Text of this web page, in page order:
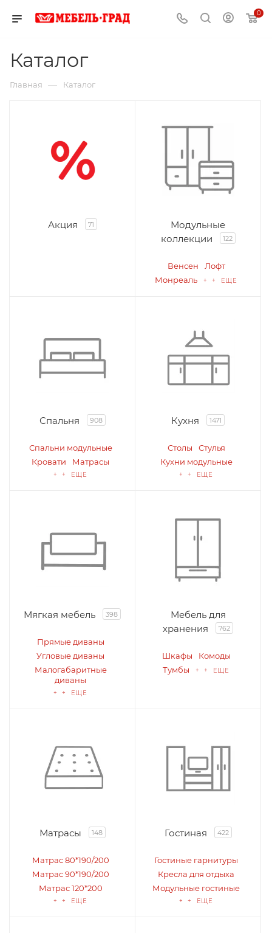
0
Каталог
Главная — Каталог
Акция 71
Модульные
коллекции
122
Венсен
Лофт
Монреаль
+ + ЕЩЕ
Спальня 908
Спальни модульные
Кровати
Матрасы
+ + ЕЩЕ
Кухня 1471
Столы
Стулья
Кухни модульные
+ + ЕЩЕ
Мягкая мебель 398
Прямые диваны
Угловые диваны
Малогабаритные
диваны
+ + ЕЩЕ
Мебель для
хранения
762
Шкафы
Комоды
Тумбы
+ + ЕЩЕ
Матрасы 148
Матрас 80*190/200
Матрас 90*190/200
Матрас 120*200
+ + ЕЩЕ
Гостиная 422
Гостиные гарнитуры
Кресла для отдыха
Модульные гостиные
+ + ЕЩЕ